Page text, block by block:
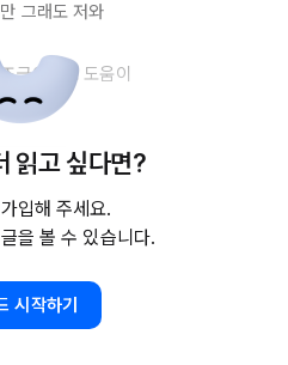
그래도 저와
금이라도 도움이
으로 내려 와서 용기를
로 열심히한다고 다
읽고 싶다면?
입해 주세요.
을 볼 수 있습니다.
시작하기